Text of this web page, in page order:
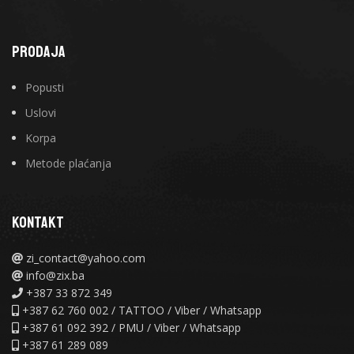
PRODAJA
Popusti
Uslovi
Korpa
Metode plaćanja
KONTAKT
zi_contact@yahoo.com
info@zix.ba
+387 33 872 349
+387 62 760 002 / TATTOO / Viber / Whatsapp
+387 61 092 392 / PMU / Viber / Whatsapp
+387 61 289 089